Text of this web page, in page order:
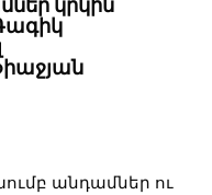
կրկին
անդամներ ու